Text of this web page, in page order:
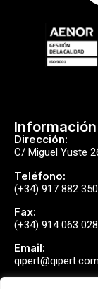
Dirección:
C/ Miguel Yuste
Teléfono:
(+34) 917 882 350
Fax:
(+34) 914 063 028
Email:
qipert@qipert.com